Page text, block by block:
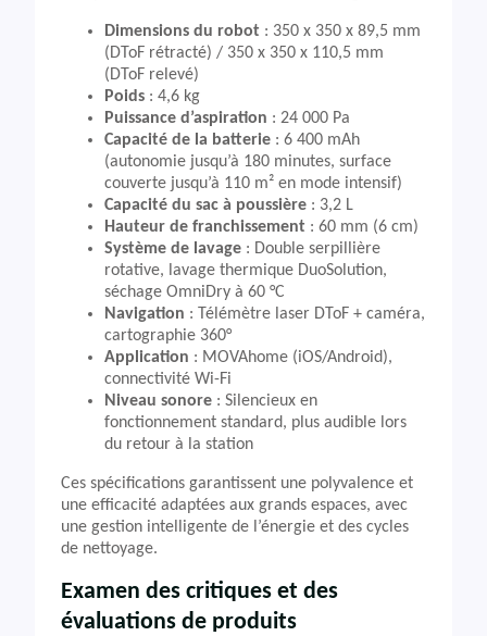
Dimensions du robot : 350 x 350 x 89,5 mm
(DToF rétracté) / 350 x 350 x 110,5 mm
(DToF relevé)
Poids : 4,6 kg
Puissance d’aspiration : 24 000 Pa
Capacité de la batterie : 6 400 mAh
(autonomie jusqu’à 180 minutes, surface
couverte jusqu’à 110 m² en mode intensif)
Capacité du sac à poussière : 3,2 L
Hauteur de franchissement : 60 mm (6 cm)
Système de lavage : Double serpillière
rotative, lavage thermique DuoSolution,
séchage OmniDry à 60 °C
Navigation : Télémètre laser DToF + caméra,
cartographie 360°
Application : MOVAhome (iOS/Android),
connectivité Wi-Fi
Niveau sonore : Silencieux en
fonctionnement standard, plus audible lors
du retour à la station
Ces spécifications garantissent une polyvalence et
une efficacité adaptées aux grands espaces, avec
une gestion intelligente de l’énergie et des cycles
de nettoyage.
Examen des critiques et des
évaluations de produits